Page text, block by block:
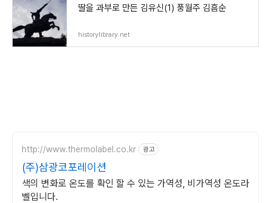
딸을 과부로 만든 김유신(1) 풍월주 김흠순
historylibrary.net
http://www.thermolabel.co.kr 광고
(주)삼광코포레이션
색의 변화로 온도를 확인 할 수 있는 가역성, 비가역성 온도라
벨입니다.